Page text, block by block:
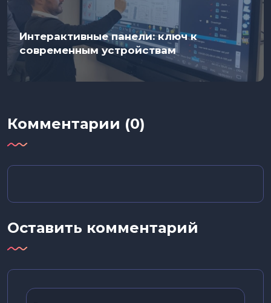
Интерактивные панели: ключ к
современным устройствам
Комментарии (0)
Оставить комментарий